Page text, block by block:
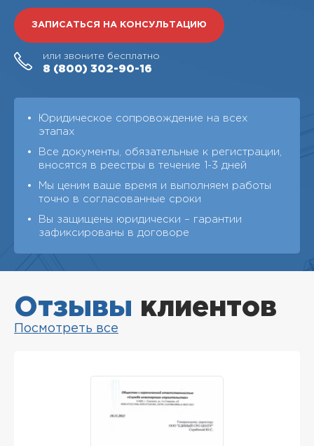
ЗАПИСАТЬСЯ НА КОНСУЛЬТАЦИЮ
или звоните бесплатно
8 (800) 302-90-16
Юридическое сопровождение на всех
этапах
Все документы, обязательные к регистрации,
вносятся в реестры в течение 1-3 дней
Мы ценим ваше время и выполняем работы
точно в согласованные сроки
Вы защищены юридически – гарантии
зафиксированы в договоре
Отзывы клиентов
Посмотреть все